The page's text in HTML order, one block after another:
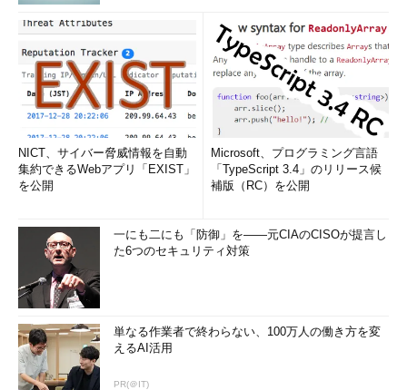
NICT、サイバー脅威情報を自動
集約できるWebアプリ「EXIST」
を公開
Microsoft、プログラミング言語
「TypeScript 3.4」のリリース候
補版（RC）を公開
一にも二にも「防御」を――元CIAのCISOが提言し
た6つのセキュリティ対策
単なる作業者で終わらない、100万人の働き方を変
えるAI活用
PR(＠IT)